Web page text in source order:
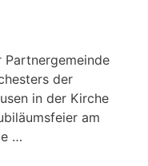
Partnergemeinde
der
in der Kirche
am
…